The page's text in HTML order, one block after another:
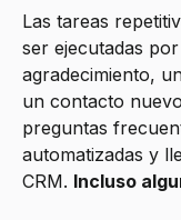
Las tareas
ser ejecutadas
agradecimiento,
un contacto
preguntas
automatizadas y
CRM. Incluso